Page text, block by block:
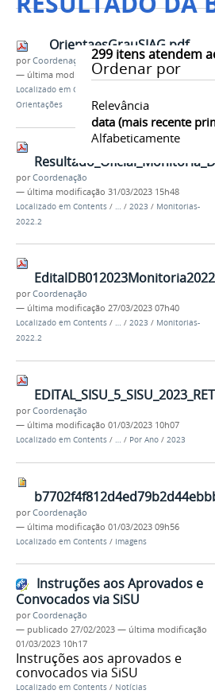
299itens atendem
Ordenar por
Relevância
data (mais recente
Alfabeticamente
OrientaesGrauSIAG.pdf
porCoordenação
— última modificação20/04/2023 08h57
Localizado em Contents
Orientações
porCoordenação
— última modificação 31/03/2023 15h48
Localizado em Contents / / 2023 / Monitorias-
2022.2
porCoordenação
— última modificação 27/03/2023 07h40
Localizado em Contents / … / 2023 / Monitorias-
2022.2
porCoordenação
— última modificação 01/03/2023 10h07
Localizado em Contents / … / Por Ano / 2023
porCoordenação
— última modificação 01/03/2023 09h56
Localizado em Contents / Imagens
Instruções aos Aprovados e
Convocados via SiSU
porCoordenação
— publicado 27/02/2023 — última modificação
01/03/2023 10h17
Instruções aos aprovados e
convocados via SiSU
Localizado em Contents / Notícias